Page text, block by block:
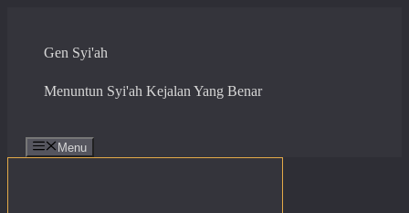
contentGen Syi'ah
Menuntun Syi'ah Kejalan Yang Benar
Menu